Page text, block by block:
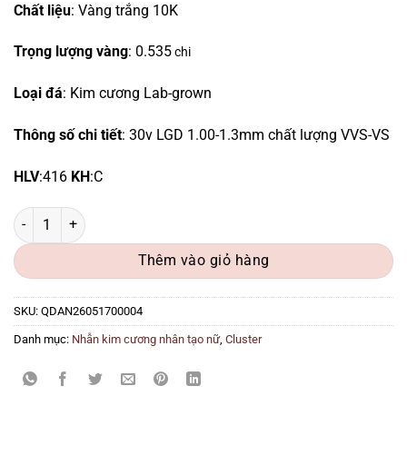
Chất liệu: Vàng trắng 10K
Trọng lượng vàng: 0.535chi
Loại đá: Kim cương Lab-grown
Thông số chi tiết: 30v LGD 1.00-1.3mm chất lượng VVS-VS
HLV:416 KH:C
Ổ Nhẫn Kim Cương 4 Chấu QDAN26051700004 số lượng
Thêm vào giỏ hàng
SKU: QDAN26051700004
Danh mục: Nhẫn kim cương nhân tạo nữ, Cluster